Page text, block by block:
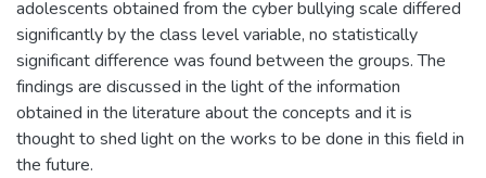
adolescents obtained from the cyber bullying scale differed
significantly by the class level variable, no statistically
significant difference was found between the groups. The
findings are discussed in the light of the information
obtained in the literature about the concepts and it is
thought to shed light on the works to be done in this field in
the future.